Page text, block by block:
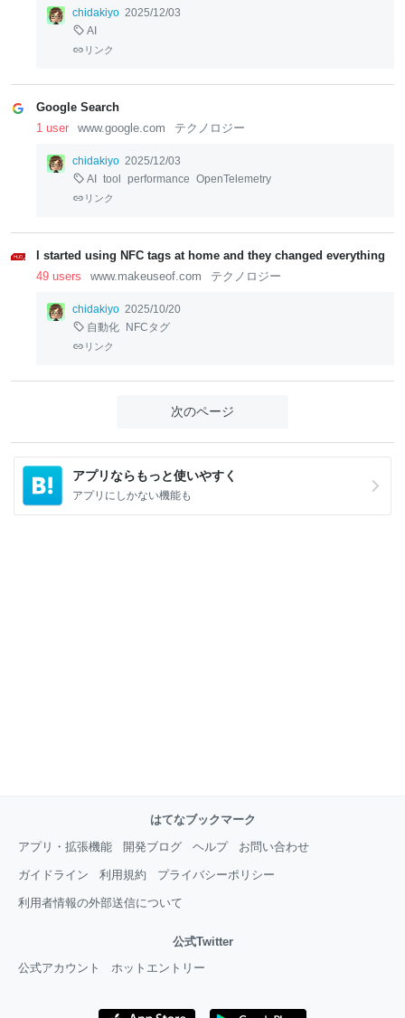
chidakiyo 2025/12/03
AI
リンク
Google Search
1 user
www.google.com テクノロジー
chidakiyo 2025/12/03
AI
tool performance OpenTelemetry
リンク
I started using NFC tags at home and they changed everything
49 users
www.makeuseof.com テクノロジー
chidakiyo 2025/10/20
自動化
NFCタグ
リンク
次のページ
アプリならもっと使いやすく
アプリにしかない機能も
はてなブックマーク
アプリ・拡張機能
開発ブログ ヘルプ お問い合わせ
ガイドライン 利用規約 プライバシーポリシー
利用者情報の外部送信について
公式Twitter
公式アカウント
ホットエントリー